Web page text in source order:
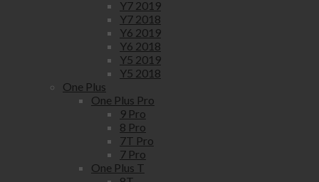
Y7 2019
Y7 2018
Y6 2019
Y6 2018
Y5 2019
Y5 2018
One Plus
One Plus Pro
9 Pro
8 Pro
7T Pro
7 Pro
One Plus T